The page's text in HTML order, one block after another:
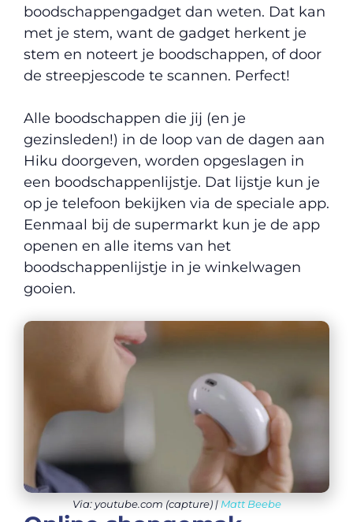
boodschappengadget dan weten. Dat kan
met je stem, want de gadget herkent je
stem en noteert je boodschappen, of door
de streepjescode te scannen. Perfect!
Alle boodschappen die jij (en je
gezinsleden!) in de loop van de dagen aan
Hiku doorgeven, worden opgeslagen in
een boodschappenlijstje. Dat lijstje kun je
op je telefoon bekijken via de speciale app.
Eenmaal bij de supermarkt kun je de app
openen en alle items van het
boodschappenlijstje in je winkelwagen
gooien.
Via: youtube.com (capture) | Matt Beebe